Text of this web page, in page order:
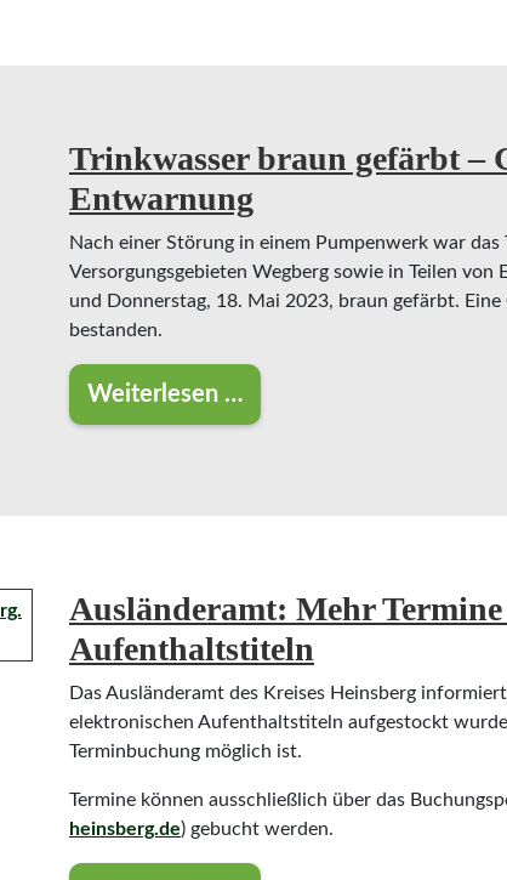
Trinkwasser braun gefärbt –
Entwarnung
Nach einer Störung in einem Pumpenwerk war
Versorgungsgebieten Wegberg sowie in Teilen
und Donnerstag, 18. Mai 2023, braun gefärbt.
bestanden.
Weiterlesen …
Trinkwasser braun gefärbt –
Ausländeramt: Mehr
Aufenthaltstiteln
Das Ausländeramt des Kreises Heinsberg
elektronischen Aufenthaltstiteln aufgestockt
Terminbuchung möglich ist.
Termine können ausschließlich über das
heinsberg.de) gebucht werden.